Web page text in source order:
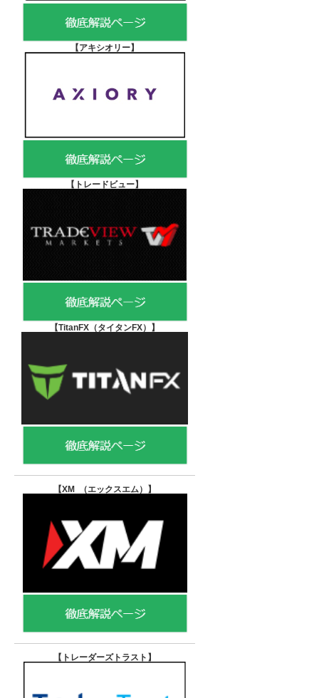
【アキシオリー】
【 トレードビュー】
【TitanFX（タイタンFX） 】
【XM （エックスエム） 】
【トレーダーズトラスト 】